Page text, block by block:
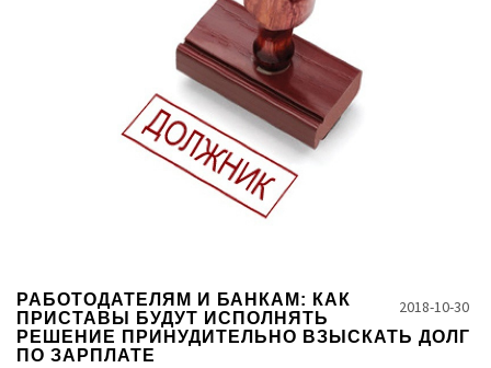
2018-10-30
РАБОТОДАТЕЛЯМ И БАНКАМ: КАК
ПРИСТАВЫ БУДУТ ИСПОЛНЯТЬ
РЕШЕНИЕ ПРИНУДИТЕЛЬНО ВЗЫСКАТЬ ДОЛГ
ПО ЗАРПЛАТЕ